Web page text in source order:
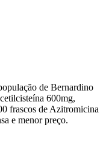
de Bernardino
600mg,
frascos de Azitromicina
e menor preço.